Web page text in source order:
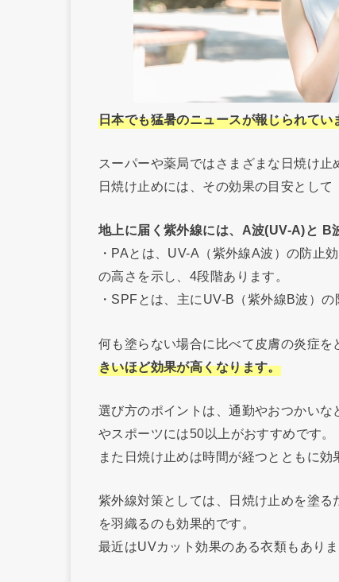
日本でも猛暑のニュースが報じられて
スーパーや薬局ではさまざまな日焼け止
日焼け止めには、その効果の目安として
地上に届く紫外線には、A波(UV-A)と B
・PAとは、UV-A（紫外線A波）の防止
の高さを示し、4段階あります。
・SPFとは、主にUV-B（紫外線B波）
何も塗らない場合に比べて皮膚の炎症
きいほど効果が高くなります。
選び方のポイントは、通勤やおつかい
やスポーツには50以上がおすすめです。
また日焼け止めは時間が経つとともに
紫外線対策としては、日焼け止めを塗
を羽織るのも効果的です。
最近はUVカット効果のある衣類もありま